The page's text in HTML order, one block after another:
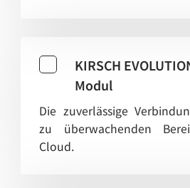
KIRSCH
Modul
Die zuverlässige
zu überwachenden
Cloud.